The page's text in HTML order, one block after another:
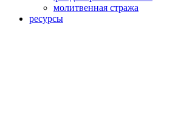
молитвенная стража
ресурсы